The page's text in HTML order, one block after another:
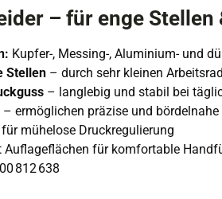
– für enge
Kupfer-, Messing-, Aluminium- und
Stellen – durch sehr kleinen
– langlebig und stabil bei
– ermöglichen präzise und
mühelose Druckregulierung
Auflageflächen für komfortable
812 638